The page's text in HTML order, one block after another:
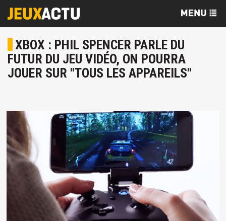
XBOX : PHIL SPENCER PARLE DU
FUTUR DU JEU VIDÉO, ON POURRA
JOUER SUR "TOUS LES APPAREILS"